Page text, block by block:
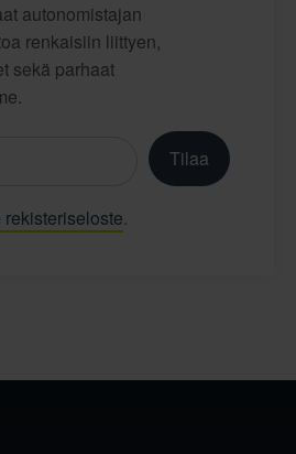
autonomistajan
renkaisiin liittyen,
sekä parhaat
Tilaa
rekisteriseloste.